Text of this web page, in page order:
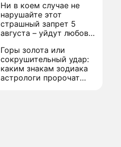
Ни в коем случае не
нарушайте этот
страшный запрет 5
августа – уйдут любовь
Горы золота или
сокрушительный удар:
каким знакам зодиака
астрологи пророчат